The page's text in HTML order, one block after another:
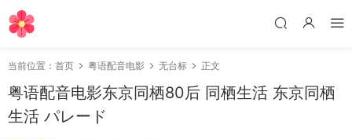
当前位置： 首页 粤语配音电影 无台标 正文
粤语配音电影东京同栖80后 同栖生活 东京同栖
生活 パレード